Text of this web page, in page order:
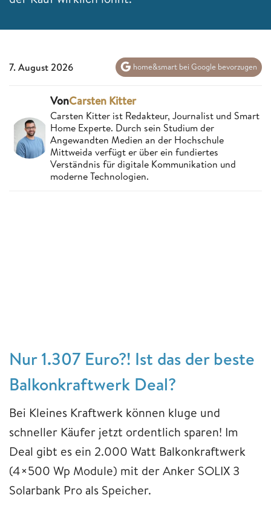
7. August 2026 home&smart bei Google bevorzugen
VonCarsten Kitter
Carsten Kitter ist Redakteur, Journalist und Smart
Home Experte. Durch sein Studium der
Angewandten Medien an der Hochschule
Mittweida verfügt er über ein fundiertes
Verständnis für digitale Kommunikation und
moderne Technologien.
Nur 1.307 Euro?! Ist das der beste
Balkonkraftwerk Deal?
Bei Kleines Kraftwerk können kluge und
schneller Käufer jetzt ordentlich sparen! Im
Deal gibt es ein 2.000 Watt Balkonkraftwerk
(4×500 Wp Module) mit der Anker SOLIX 3
Solarbank Pro als Speicher.